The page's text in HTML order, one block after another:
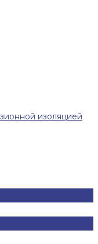
изоляцией